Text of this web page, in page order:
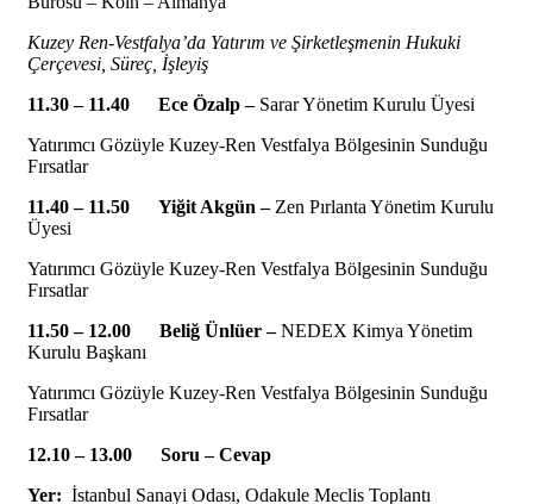
Kuzey Ren-Vestfalya’da Yatırım ve Şirketleşmenin Hukuki
Çerçevesi, Süreç, İşleyiş
11.30 – 11.40
Ece Özalp – Sarar Yönetim Kurulu Üyesi
Yatırımcı Gözüyle Kuzey-Ren Vestfalya Bölgesinin Sunduğu
Fırsatlar
11.40 – 11.50
Yiğit Akgün – Zen Pırlanta Yönetim Kurulu
Üyesi
Yatırımcı Gözüyle Kuzey-Ren Vestfalya Bölgesinin Sunduğu
Fırsatlar
11.50 – 12.00
Beliğ Ünlüer –NEDEX Kimya Yönetim
Kurulu Başkanı
Yatırımcı Gözüyle Kuzey-Ren Vestfalya Bölgesinin Sunduğu
Fırsatlar
12.10 – 13.00
Soru – Cevap
Yer: İstanbul Sanayi Odası, Odakule Meclis Toplantı